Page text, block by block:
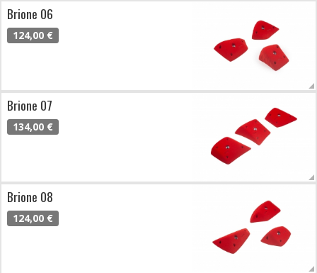
Brione 06
124,00 €
Brione 07
134,00 €
Brione 08
124,00 €